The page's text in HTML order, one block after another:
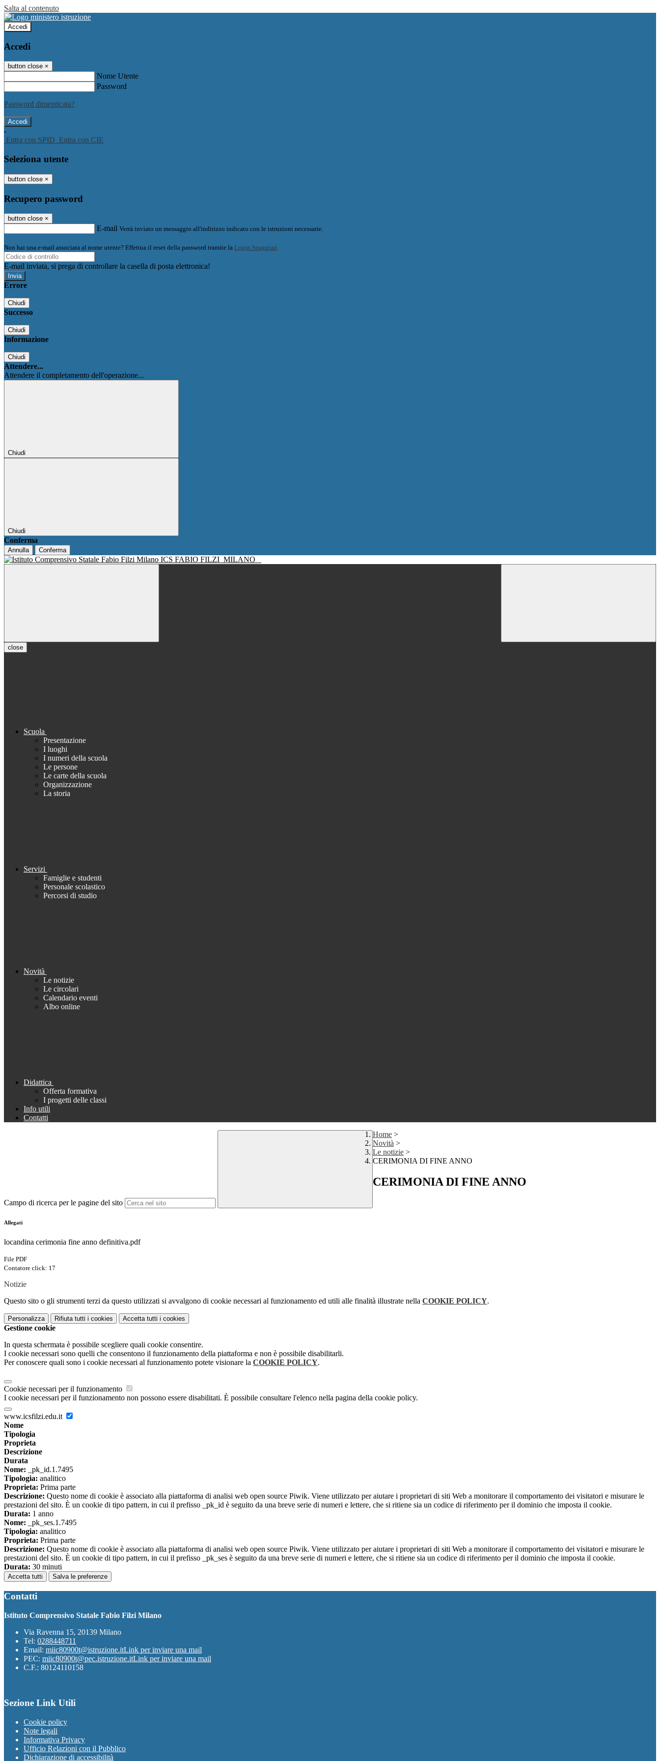
Salta al contenuto
Accedi
Accedi
button close ×
Nome Utente
Password
Password dimenticata?
-
Entra con SPID Entra con CIE
Seleziona utente
button close ×
Recupero password
button close ×
E-mail Verrà inviato un messaggio all'indirizzo indicato con le istruzioni necessarie.
Non hai una e-mail associata al nome utente? Effettua il reset della password tramite la Login Spaggiari
E-mail inviata, si prega di controllare la casella di posta elettronica!
Errore
Chiudi
Successo
Chiudi
Informazione
Chiudi
Attendere...
Attendere il completamento dell'operazione...
Chiudi
Chiudi
Conferma
Annulla Conferma
ICS FABIO FILZI MILANO
close
Scuola
Presentazione
I luoghi
I numeri della scuola
Le persone
Le carte della scuola
Organizzazione
La storia
Servizi
Famiglie e studenti
Personale scolastico
Percorsi di studio
Novità
Le notizie
Le circolari
Calendario eventi
Albo online
Didattica
Offerta formativa
I progetti delle classi
Info utili
Contatti
Campo di ricerca per le pagine del sito
Home >
Novità >
Le notizie >
CERIMONIA DI FINE ANNO
CERIMONIA DI FINE ANNO
Allegati
locandina cerimonia fine anno definitiva.pdf
File PDF
Contatore click: 17
Notizie
Questo sito o gli strumenti terzi da questo utilizzati si avvalgono di cookie necessari al funzionamento ed utili alle finalità illustrate nella COOKIE POLICY.
Personalizza Rifiuta tutti i cookies Accetta tutti i cookies
Gestione cookie
In questa schermata è possibile scegliere quali cookie consentire.
I cookie necessari sono quelli che consentono il funzionamento della piattaforma e non è possibile disabilitarli.
Per conoscere quali sono i cookie necessari al funzionamento potete visionare la COOKIE POLICY.
Cookie necessari per il funzionamento
I cookie necessari per il funzionamento non possono essere disabilitati. È possibile consultare l'elenco nella pagina della cookie policy.
www.icsfilzi.edu.it
Nome
Tipologia
Proprieta
Descrizione
Durata
Nome: _pk_id.1.7495
Tipologia: analitico
Proprieta: Prima parte
Descrizione: Questo nome di cookie è associato alla piattaforma di analisi web open source Piwik. Viene utilizzato per aiutare i proprietari di siti Web a monitorare il comportamento dei visitatori e misurare le
prestazioni del sito. È un cookie di tipo pattern, in cui il prefisso _pk_id è seguito da una breve serie di numeri e lettere, che si ritiene sia un codice di riferimento per il dominio che imposta il cookie.
Durata: 1 anno
Nome: _pk_ses.1.7495
Tipologia: analitico
Proprieta: Prima parte
Descrizione: Questo nome di cookie è associato alla piattaforma di analisi web open source Piwik. Viene utilizzato per aiutare i proprietari di siti Web a monitorare il comportamento dei visitatori e misurare le
prestazioni del sito. È un cookie di tipo pattern, in cui il prefisso _pk_ses è seguito da una breve serie di numeri e lettere, che si ritiene sia un codice di riferimento per il dominio che imposta il cookie.
Durata: 30 minuti
Accetta tutti Salva le preferenze
Contatti
Istituto Comprensivo Statale Fabio Filzi Milano
Via Ravenna 15, 20139 Milano
Tel: 0288448711
Email: miic80900t@istruzione.itLink per inviare una mail
PEC: miic80900t@pec.istruzione.itLink per inviare una mail
C.F.: 80124110158
Sezione Link Utili
Cookie policy
Note legali
Informativa Privacy
Ufficio Relazioni con il Pubblico
Dichiarazione di accessibilità